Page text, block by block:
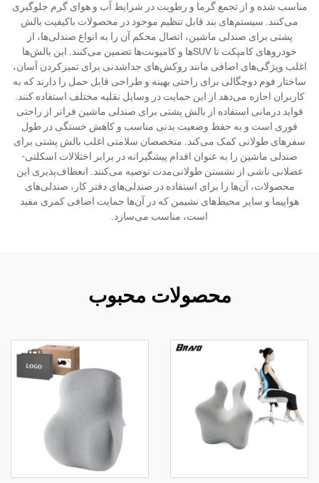
مناسب شده و از تجمع گرما و رطوبت در شرایط آب و هوای گرم جلوگیری
می‌کنند. سیستم‌های بند قابل تنظیم موجود در محصولات باکیفیت بالش
پشتی برای صندلی ماشین، اتصال محکم آن را به انواع صندلی‌ها، از
خودروهای کامپکت تا SUVها و کامیونت‌ها تضمین می‌کنند. این بالش‌ها
اغلب ویژگی‌های اضافی مانند روکش‌های جداشدنی برای تمیزکردن آسان،
ساختار فوم دوچگالی برای راحتی بهینه و طراحی قابل حمل را دارند که به
کاربران اجازه می‌دهد از این حمایت در وسایل نقلیه مختلف استفاده کنند.
فواید درمانی استفاده از بالش پشتی برای صندلی ماشین فراتر از راحتی
فوری است و به حفظ وضعیت بدنی مناسب و کاهش خستگی در طول
سفرهای طولانی کمک می‌کند. متخصصان سلامتی اغلب بالش پشتی برای
صندلی ماشین را به عنوان اقدام پیشگیرانه در برابر اختلالات اسکلتی-
عضلانی ناشی از نشستن طولانی‌مدت توصیه می‌کنند. انعطاف‌پذیری این
محصولات، آن‌ها را برای استفاده در صندلی‌های دفتر کار، صندلی‌های
هواپیما و سایر محیط‌های نشیمن که در آن‌ها حمایت اضافی کمری مفید
است، مناسب می‌سازد.
محصولات محبوب